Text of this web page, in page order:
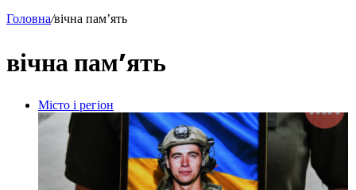
Головна/вічна пам’ять
вічна пам’ять
Місто і регіон